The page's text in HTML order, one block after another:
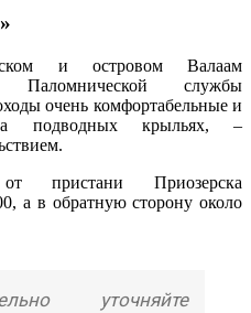
и островом Валаам
Паломнической службы
очень комфортабельные и
подводных крыльях, –
пристани Приозерска
а в обратную сторону около
уточняйте